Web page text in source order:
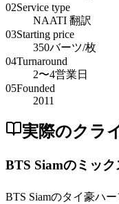
02Service type
NAATI 翻訳
03Starting price
350バーツ/枚
04Turnaround
2〜4営業日
05Founded
2011
実際のクラ
BTS Siamのミッ
BTS Siamのタイ豪ハ